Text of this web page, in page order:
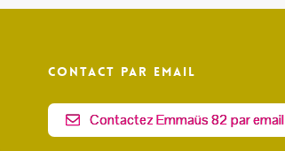
Contact par email
Contactez Emmaüs 82 par email